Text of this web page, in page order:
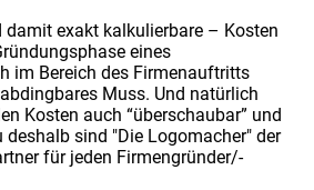
damit exakt kalkulierbare – Kosten
eines
im Bereich des Firmenauftritts
Muss. Und natürlich
Kosten auch “überschaubar” und
deshalb sind "Die Logomacher" der
für jeden Firmengründer/-